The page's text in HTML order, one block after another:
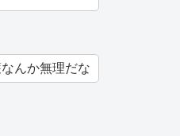
んか無理だな